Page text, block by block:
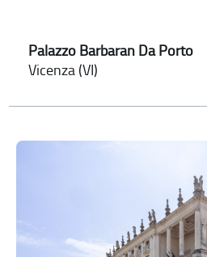
Palazzo Barbaran Da Porto
Vicenza (VI)